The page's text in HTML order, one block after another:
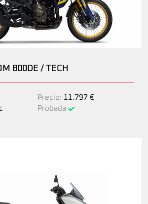
800DE / TECH
Precio: 11.797 €
Probada